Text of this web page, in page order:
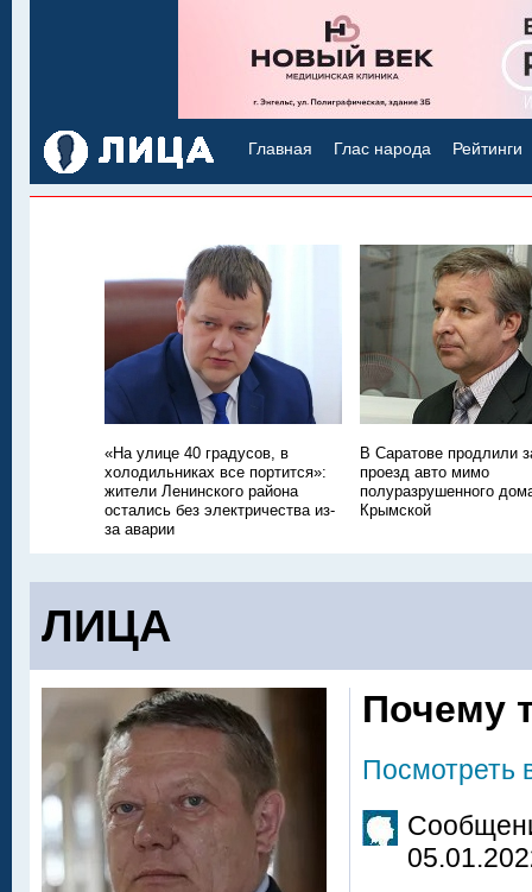
Главная Глас народа Рейтинги
«На улице 40 градусов, в
холодильниках все портится»:
жители Ленинского района
остались без электричества из-
за аварии
В Саратове продлили
проезд авто мимо
полуразрушенного
Крымской
ЛИЦА
Почему
Посмотреть